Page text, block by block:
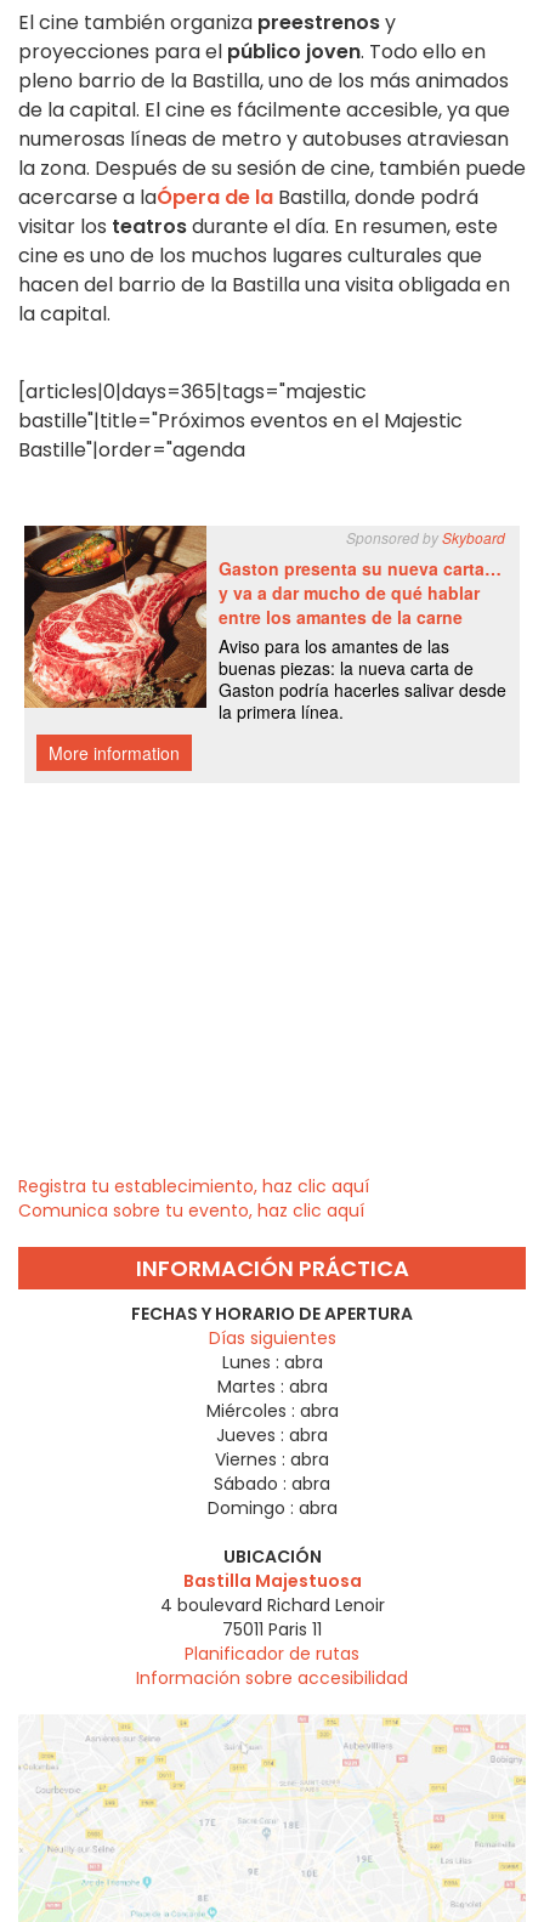
El cine también organiza preestrenosy
proyecciones para el público joven. Todo ello en
pleno barrio de la Bastilla, uno de los más animados
de la capital. El cine es fácilmente accesible, ya que
numerosas líneas de metro y autobuses atraviesan
la zona. Después de su sesión de cine, también puede
acercarse a laÓpera de la Bastilla, donde podrá
visitar los teatrosdurante el día. En resumen, este
cine es uno de los muchos lugares culturales que
hacen del barrio de la Bastilla una visita obligada en
la capital.
[articles|0|days=365|tags="majestic
bastille"|title="Próximos eventos en el Majestic
Bastille"|order="agenda
Registra tu establecimiento, haz clic aquí
Comunica sobre tu evento, haz clic aquí
INFORMACIÓN PRÁCTICA
FECHAS Y HORARIO DE APERTURA
Días siguientes
Lunes : abra
Martes : abra
Miércoles : abra
Jueves : abra
Viernes : abra
Sábado : abra
Domingo : abra
UBICACIÓN
Bastilla Majestuosa
4 boulevard Richard Lenoir
75011 Paris 11
Planificador de rutas
Información sobre accesibilidad